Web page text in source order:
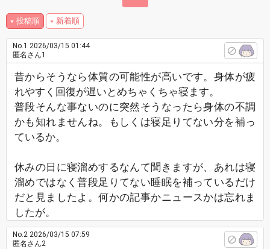
投稿順 新着順
No.1 2026/03/15 01:44
匿名さん1
昔からそうなら体質の可能性が高いです。身体が疲
れやすく回復が遅いとめちゃくちゃ寝ます。
普段そんな事ないのに突然そうなったら身体の不調
かも知れませんね。もしくは寝足りてない分を補っ
ているか。
休みの日に寝溜めするなんて聞きますが、あれは寝
溜めではなく普段足りてない睡眠を補っているだけ
だと見ましたよ。何かの記事かニュースかは忘れま
したが。
No.2 2026/03/15 07:59
匿名さん2